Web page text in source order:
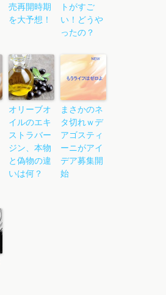
売再開時期
を大予想！
トがすご
い！どうや
ったの？
オリーブオ
イルのエキ
ストラバー
ジン、本物
と偽物の違
いは何？
まさかのネ
タ切れｗデ
アゴスティ
ーニがアイ
デア募集開
始